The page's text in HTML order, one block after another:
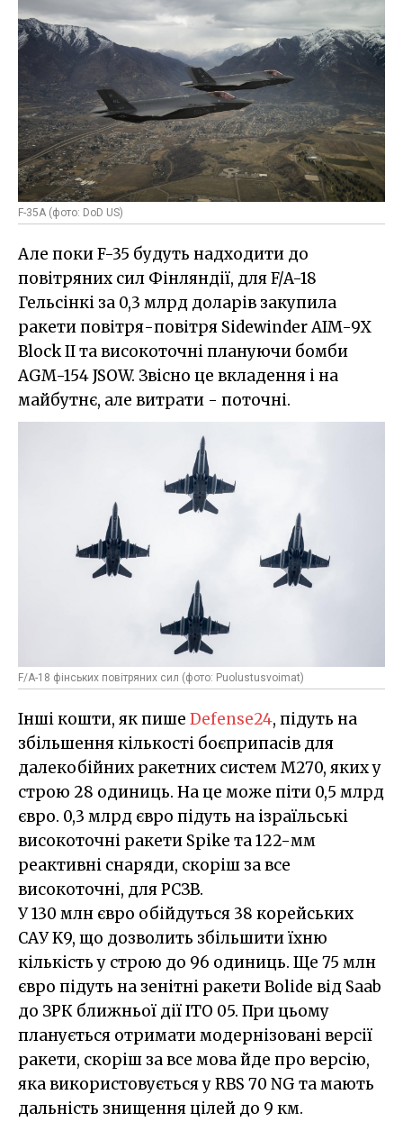
F-35A (фото: DoD US)
Але поки F-35 будуть надходити до
повітряних сил Фінляндії, для F/A-18
Гельсінкі за 0,3 млрд доларів закупила
ракети повітря-повітря Sidewinder AIM-9X
Block II та високоточні плануючи бомби
AGM-154 JSOW. Звісно це вкладення і на
майбутнє, але витрати - поточні.
F/A-18 фінських повітряних сил (фото: Puolustusvoimat)
Інші кошти, як пише Defense24, підуть на
збільшення кількості боєприпасів для
далекобійних ракетних систем M270, яких у
строю 28 одиниць. На це може піти 0,5 млрд
євро. 0,3 млрд євро підуть на ізраїльські
високоточні ракети Spike та 122-мм
реактивні снаряди, скоріш за все
високоточні, для РСЗВ.
У 130 млн євро обійдуться 38 корейських
САУ K9, що дозволить збільшити їхню
кількість у строю до 96 одиниць. Ще 75 млн
євро підуть на зенітні ракети Bolide від Saab
до ЗРК ближньої дії ITO 05. При цьому
планується отримати модернізовані версії
ракети, скоріш за все мова йде про версію,
яка використовується у RBS 70 NG та мають
дальність знищення цілей до 9 км.